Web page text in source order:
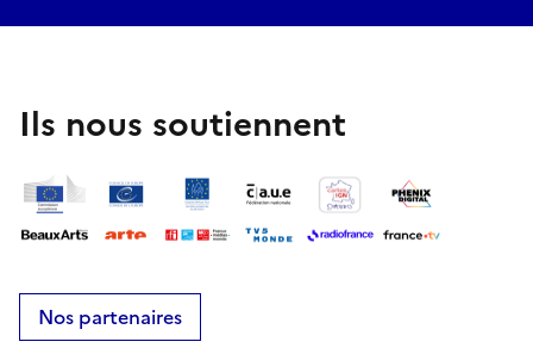
Ils nous soutiennent
Nos partenaires